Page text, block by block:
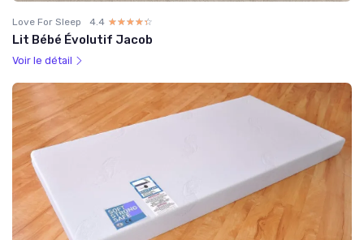
Love For Sleep 4.4 ☆☆☆☆☆
★★★★★
Lit Bébé Évolutif Jacob
Voir le détail